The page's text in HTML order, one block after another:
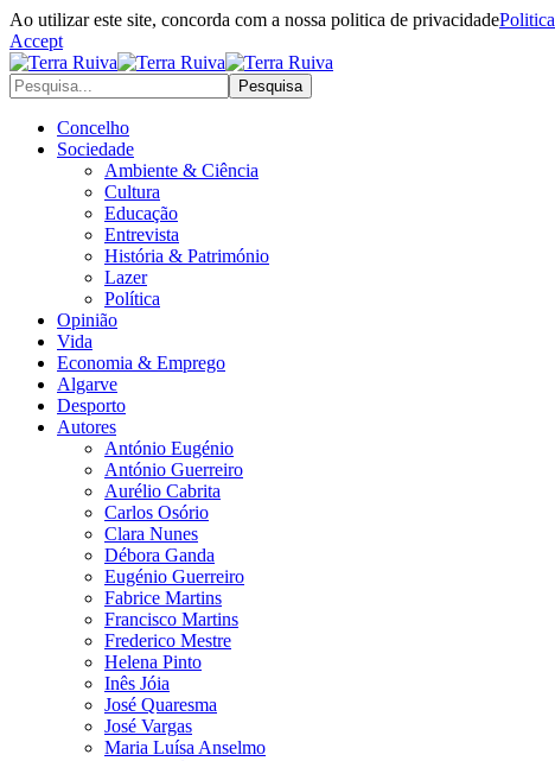
Ao utilizar este site, concorda com a nossa politica de privacidade
Accept
Concelho
Sociedade
Ambiente & Ciência
Cultura
Educação
Entrevista
História & Património
Lazer
Política
Opinião
Vida
Economia & Emprego
Algarve
Desporto
Autores
António Eugénio
António Guerreiro
Aurélio Cabrita
Carlos Osório
Clara Nunes
Débora Ganda
Eugénio Guerreiro
Fabrice Martins
Francisco Martins
Frederico Mestre
Helena Pinto
Inês Jóia
José Quaresma
José Vargas
Maria Luísa Anselmo